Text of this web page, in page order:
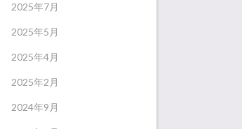
2025年7月
2025年5月
2025年4月
2025年2月
2024年9月